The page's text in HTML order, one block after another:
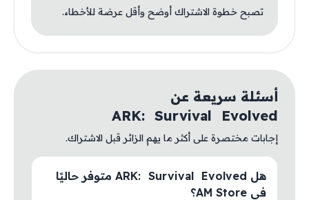
تصبح خطوة الاشتراك أوضح وأقل عرضة للأخطاء.
أسئلة سريعة عن
ARK: Survival Evolved
إجابات مختصرة على أكثر ما يهم الزائر قبل الاشتراك.
هل ARK: Survival Evolved متوفر حاليًا
في AM Store؟